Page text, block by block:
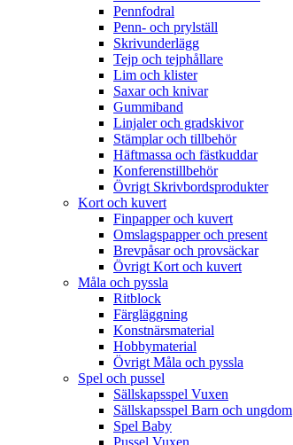
Pennfodral
Penn- och prylställ
Skrivunderlägg
Tejp och tejphållare
Lim och klister
Saxar och knivar
Gummiband
Linjaler och gradskivor
Stämplar och tillbehör
Häftmassa och fästkuddar
Konferenstillbehör
Övrigt Skrivbordsprodukter
Kort och kuvert
Finpapper och kuvert
Omslagspapper och present
Brevpåsar och provsäckar
Övrigt Kort och kuvert
Måla och pyssla
Ritblock
Färgläggning
Konstnärsmaterial
Hobbymaterial
Övrigt Måla och pyssla
Spel och pussel
Sällskapsspel Vuxen
Sällskapsspel Barn och ungdom
Spel Baby
Pussel Vuxen